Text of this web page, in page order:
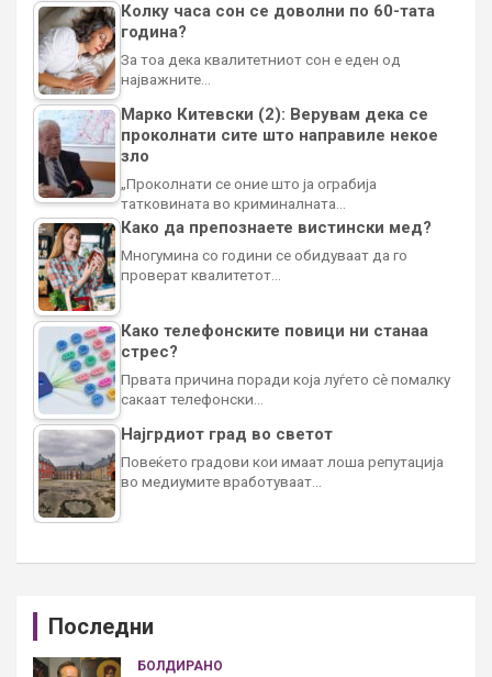
Колку часа сон се доволни по 60-тата
година?
За тоа дека квалитетниот сон е еден од
најважните…
Марко Китевски (2): Верувам дека се
проколнати сите што направиле некое
зло
„Проколнати се оние што ја ограбија
татковината во криминалната…
Како да препознаете вистински мед?
Многумина со години се обидуваат да го
проверат квалитетот…
Како телефонските повици ни станаа
стрес?
Првата причина поради која луѓето сè помалку
сакаат телефонски…
Најгрдиот град во светот
Повеќето градови кои имаат лоша репутација
во медиумите вработуваат…
Последни
БОЛДИРАНО